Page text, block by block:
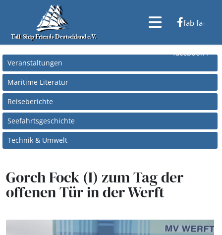
fab fa-
facebook-f
Veranstaltungen
Maritime Literatur
Reiseberichte
Seefahrtsgeschichte
Technik & Umwelt
Gorch Fock (I) zum Tag der
offenen Tür in der Werft